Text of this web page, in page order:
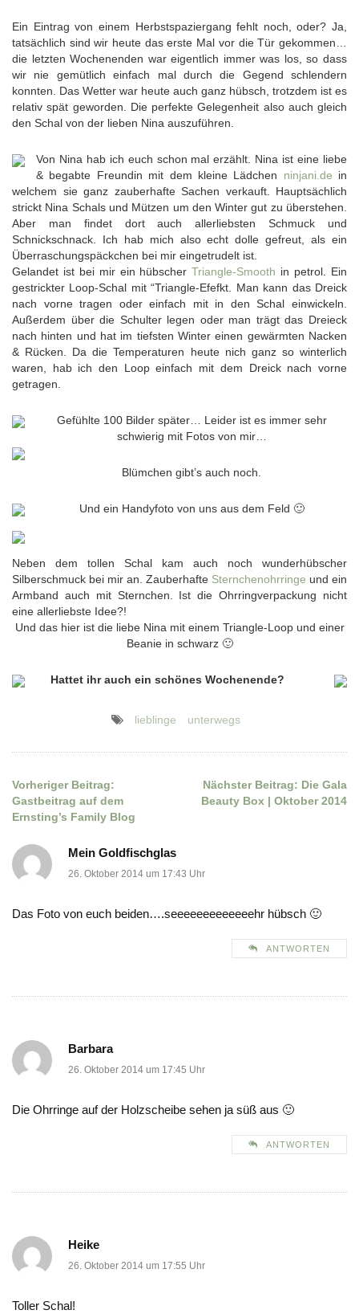
Ein Eintrag von einem Herbstspaziergang fehlt noch, oder? Ja,
tatsächlich sind wir heute das erste Mal vor die Tür gekommen…
die letzten Wochenenden war eigentlich immer was los, so dass
wir nie gemütlich einfach mal durch die Gegend schlendern
konnten. Das Wetter war heute auch ganz hübsch, trotzdem ist es
relativ spät geworden. Die perfekte Gelegenheit also auch gleich
den Schal von der lieben Nina auszuführen.
Von Nina hab ich euch schon mal erzählt. Nina ist eine liebe
& begabte Freundin mit dem kleine Lädchen ninjani.de in
welchem sie ganz zauberhafte Sachen verkauft. Hauptsächlich
strickt Nina Schals und Mützen um den Winter gut zu überstehen.
Aber man findet dort auch allerliebsten Schmuck und
Schnickschnack. Ich hab mich also echt dolle gefreut, als ein
Überraschungspäckchen bei mir eingetrudelt ist.
Gelandet ist bei mir ein hübscherTriangle-Smooth in petrol. Ein
gestrickter Loop-Schal mit “Triangle-Efefkt. Man kann das Dreick
nach vorne tragen oder einfach mit in den Schal einwickeln.
Außerdem über die Schulter legen oder man trägt das Dreieck
nach hinten und hat im tiefsten Winter einen gewärmten Nacken
& Rücken. Da die Temperaturen heute nich ganz so winterlich
waren, hab ich den Loop einfach mit dem Dreick nach vorne
getragen.
Gefühlte 100 Bilder später… Leider ist es immer sehr
schwierig mit Fotos von mir…
Blümchen gibt’s auch noch.
Und ein Handyfoto von uns aus dem Feld 🙂
Neben dem tollen Schal kam auch noch wunderhübscher
Silberschmuck bei mir an. Zauberhafte Sternchenohrringe und ein
Armband auch mit Sternchen. Ist die Ohrringverpackung nicht
eine allerliebste Idee?!
Und das hier ist die liebe Nina mit einem Triangle-Loop und einer
Beanie in schwarz 🙂
Hattet ihr auch ein schönes Wochenende?
lieblinge unterwegs
Beitragsnavigation
Vorheriger Beitrag:
Gastbeitrag auf dem
Ernsting’s Family Blog
Nächster Beitrag: Die Gala
Beauty Box | Oktober 2014
Mein Goldfischglas
26. Oktober 2014 um 17:43 Uhr
Das Foto von euch beiden….seeeeeeeeeeeeehr hübsch 🙂
ANTWORTEN
Barbara
26. Oktober 2014 um 17:45 Uhr
Die Ohrringe auf der Holzscheibe sehen ja süß aus 🙂
ANTWORTEN
Heike
26. Oktober 2014 um 17:55 Uhr
Toller Schal!